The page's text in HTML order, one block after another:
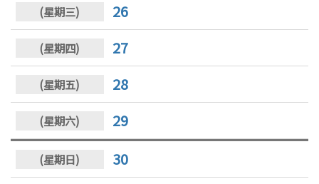
26
27
28
29
30